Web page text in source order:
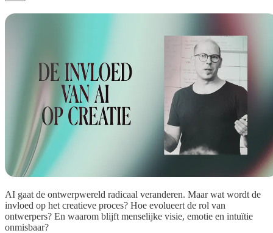
AI gaat de ontwerpwereld radicaal veranderen. Maar wat wordt de
invloed op het creatieve proces? Hoe evolueert de rol van
ontwerpers? En waarom blijft menselijke visie, emotie en intuïtie
onmisbaar?